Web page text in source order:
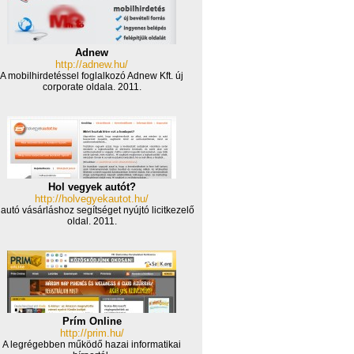
http://adnew.hu/
A mobilhirdetéssel foglalkozó Adnew Kft. új
corporate oldala. 2011.
Hol vegyek autót?
http://holvegyekautot.hu/
vásárláshoz segítséget nyújtó licitkezelő
oldal. 2011.
Prím Online
http://prim.hu/
A legrégebben működő hazai informatikai
hírportál.